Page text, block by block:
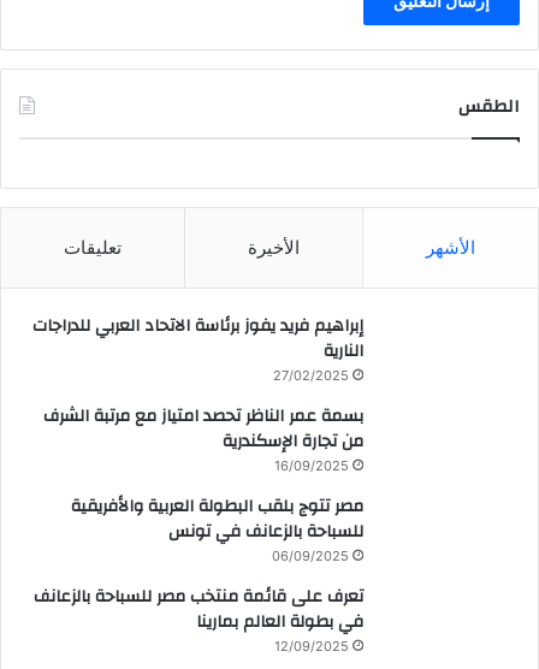
الطقس
الأشهر الأخيرة تعليقات
إبراهيم فريد يفوز برئاسة الاتحاد العربي للدراجات
النارية
27/02/2025
بسمة عمر الناظر تحصد امتياز مع مرتبة الشرف
من تجارة الإسكندرية
16/09/2025
مصر تتوج بلقب البطولة العربية والأفريقية
للسباحة بالزعانف في تونس
06/09/2025
تعرف على قائمة منتخب مصر للسباحة بالزعانف
في بطولة العالم بمارينا
12/09/2025